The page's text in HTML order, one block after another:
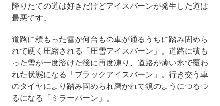
降りたての道は好きだけどアイスバーンが発生した道は
最悪です。
道路に積もった雪が何台もの車が通るうちに踏み固めら
れて硬く圧縮される「圧雪アイスバーン」。道路に積も
った雪が一度溶けた後に再度凍り、道路が薄い氷で覆わ
れた状態になる「ブラックアイスバーン」。行き交う車
のタイヤにより踏み固められ磨かれて鏡のようにつるつ
るになる「ミラーバーン」。